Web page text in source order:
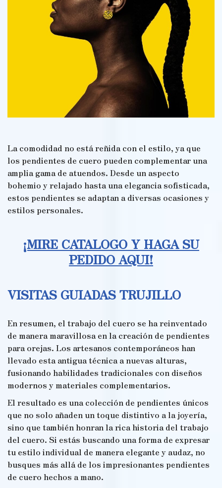
La comodidad no está reñida con el estilo, ya que
los pendientes de cuero pueden complementar una
amplia gama de atuendos. Desde un aspecto
bohemio y relajado hasta una elegancia sofisticada,
estos pendientes se adaptan a diversas ocasiones y
estilos personales.
¡MIRE CATALOGO Y HAGA SU
PEDIDO AQUI!
VISITAS GUIADAS TRUJILLO
En resumen, el trabajo del cuero se ha reinventado
de manera maravillosa en la creación de pendientes
para orejas. Los artesanos contemporáneos han
llevado esta antigua técnica a nuevas alturas,
fusionando habilidades tradicionales con diseños
modernos y materiales complementarios.
El resultado es una colección de pendientes únicos
que no solo añaden un toque distintivo a la joyería,
sino que también honran la rica historia del trabajo
del cuero. Si estás buscando una forma de expresar
tu estilo individual de manera elegante y audaz, no
busques más allá de los impresionantes pendientes
de cuero hechos a mano.